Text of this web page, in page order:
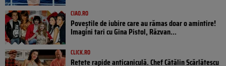
CIAO.RO
Poveştile de iubire care au rămas doar o amintire!
Imagini tari cu Gina Pistol, Răzvan...
CLICK.RO
Rețete rapide anticaniculă. Chef Cătălin Scărlătescu